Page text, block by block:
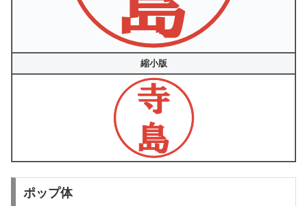
縮小版
ポップ体